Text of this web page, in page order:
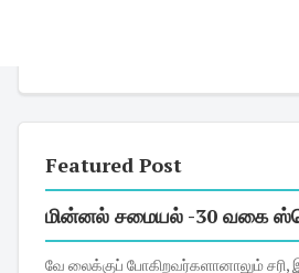
Featured Post
மின்னல் சமையல் -30 வகை
வே லைக்குப் போகிறவர்களானாலும் சரி, இல்லத்தரசிகளானாலும்